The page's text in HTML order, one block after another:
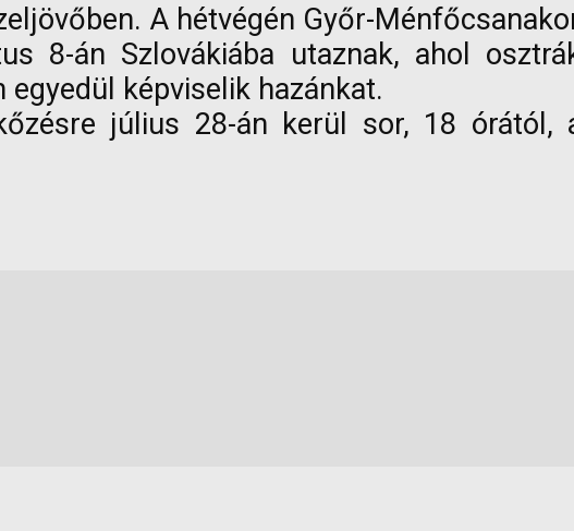
A hétvégén Győr-
8-án Szlovákiába utaznak, ahol
képviselik hazánkat.
július 28-án kerül sor, 18 órától,